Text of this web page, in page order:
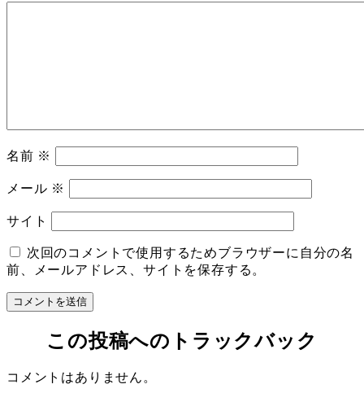
名前 ※
メール ※
サイト
次回のコメントで使用するためブラウザーに自分の名
前、メールアドレス、サイトを保存する。
この投稿へのトラックバック
コメントはありません。